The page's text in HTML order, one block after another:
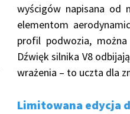
wyścigów napisana od
elementom
profil podwozia,
Dźwięk silnika V8
wrażenia – to uczta dla
Limitowana edycja